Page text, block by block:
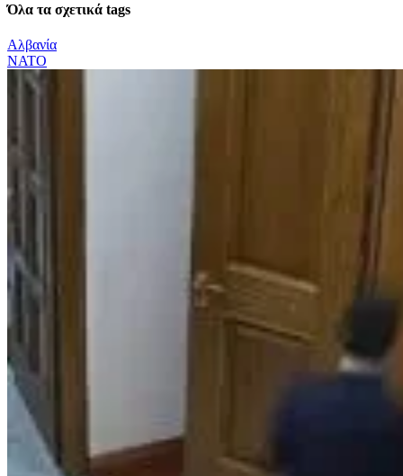
Όλα τα σχετικά tags
Αλβανία
ΝΑΤΟ